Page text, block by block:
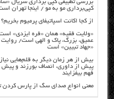
بررسی تطبیقی کپی برداری سریال
کپی‌برداری مو به مو / اینجا تهران
از کجا اکانت اسپاتیفای پرمیوم بخریم؟ معرفی ۴ فروشگاه
«ولایت فقیه» همان «فره ایزدی»
عمیق، بزرگ، پاک و الهی است/
«جهاد تبیین» است
بیش از هر زمان دیگر به قلم‌هایی
پیش از داوری، انصاف بورزند و پیش
فهم بیفزایند
معنی انواع صدای سگ از پارس کردن